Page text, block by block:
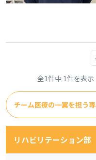
全1件中 1件を表示
チーム医療の一翼を担う
リハビリテーション部